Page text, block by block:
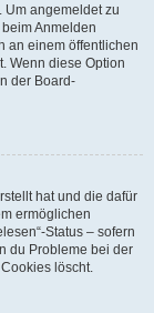
Um angemeldet zu
Anmelden
an einem öffentlichen
Wenn diese Option
der Board-
hat und die dafür
ermöglichen
Status – sofern
du Probleme bei der
löscht.